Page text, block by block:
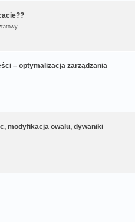
– optymalizacja zarządzania
modyfikacja owalu, dywaniki